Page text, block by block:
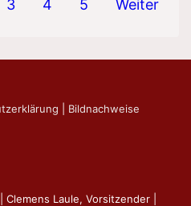
3 4 5 Weiter
Bildnachweise
Laule, Vorsitzender |